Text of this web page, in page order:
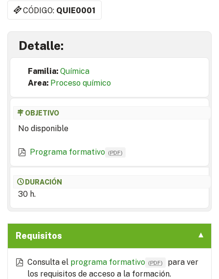
CÓDIGO: QUIE0001
Detalle:
Familia: Química
Area: Proceso químico
OBJETIVO
No disponible
Programa formativo (PDF)
DURACIÓN
30 h.
Requisitos
Consulta el programa formativo (PDF)
para ver
los requisitos de acceso a la formación.